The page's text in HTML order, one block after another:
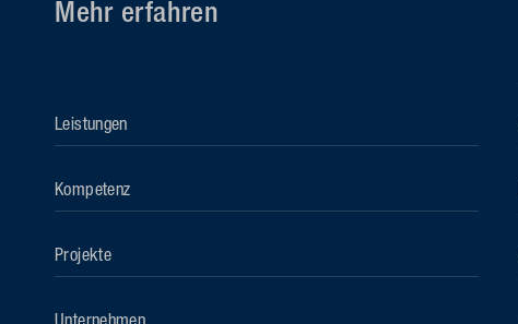
Mehr erfahren
Leistungen
Kompetenz
Projekte